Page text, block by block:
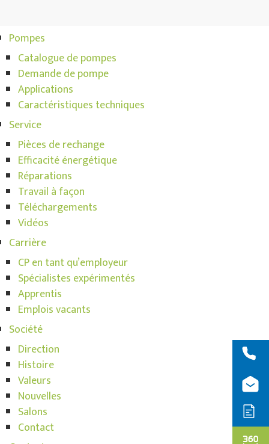
Pompes
Catalogue de pompes
Demande de pompe
Applications
Caractéristiques techniques
Service
Pièces de rechange
Efficacité énergétique
Réparations
Travail à façon
Téléchargements
Vidéos
Carrière
CP en tant qu’employeur
Spécialistes expérimentés
Apprentis
Emplois vacants
Société
Direction
Histoire
Valeurs
Nouvelles
Salons
Contact